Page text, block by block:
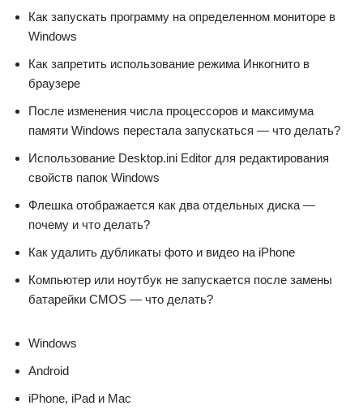
Как запускать программу на определенном мониторе в
Windows
Как запретить использование режима Инкогнито в
браузере
После изменения числа процессоров и максимума
памяти Windows перестала запускаться — что делать?
Использование Desktop.ini Editor для редактирования
свойств папок Windows
Флешка отображается как два отдельных диска —
почему и что делать?
Как удалить дубликаты фото и видео на iPhone
Компьютер или ноутбук не запускается после замены
батарейки CMOS — что делать?
Windows
Android
iPhone, iPad и Mac